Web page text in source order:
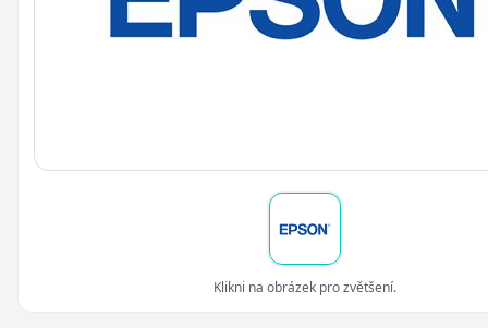
Klikni na obrázek pro zvětšení.